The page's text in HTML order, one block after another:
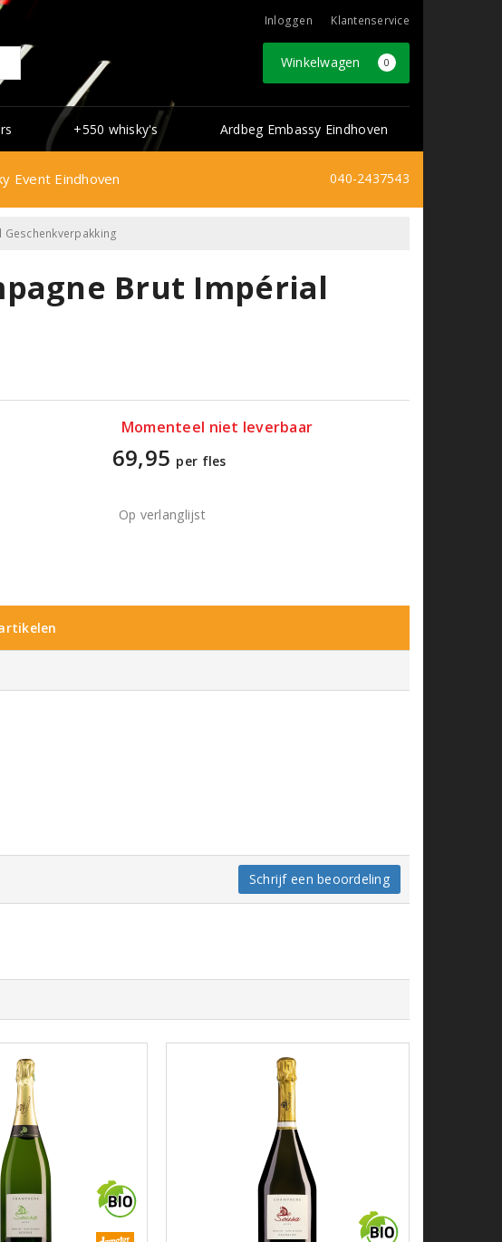
Inloggen Klantenservice
Winkelwagen 0
+550 whisky's Ardbeg Embassy Eindhoven
Event Eindhoven 040-2437543
Brut Impérial
Momenteel niet leverbaar
69,95 per fles
Op verlanglijst
Schrijf een beoordeling